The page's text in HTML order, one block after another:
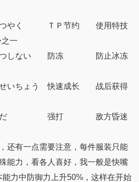
く ＴＰ节约 使用特技
一
ない 防冻 防止冰冻
ちょう 快速成长 战后获得
だ 强打 敌方昏迷
还有一点需要注意，每件服装只能
能力，看各人喜好，我一般是快嘴
力中防御力上升50%，这样在开始